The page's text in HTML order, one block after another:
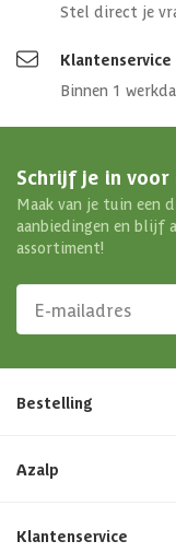
Stel direct je
Klantenservice
Binnen 1
Schrijf je in
Maak van je tuin een
aanbiedingen en blijf
assortiment!
Bestelling
Azalp
Klantenservice